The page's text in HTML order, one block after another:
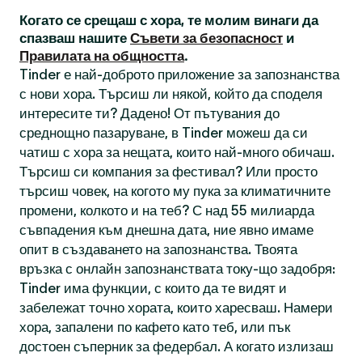
Когато се срещаш с хора, те молим винаги да
спазваш нашите Съвети за безопасност и
Правилата на общността.
Tinder е най-доброто приложение за запознанства
с нови хора. Търсиш ли някой, който да споделя
интересите ти? Дадено! От пътувания до
среднощно пазаруване, в Tinder можеш да си
чатиш с хора за нещата, които най-много обичаш.
Търсиш си компания за фестивал? Или просто
търсиш човек, на когото му пука за климатичните
промени, колкото и на теб? С над 55 милиарда
съвпадения към днешна дата, ние явно имаме
опит в създаването на запознанства. Твоята
връзка с онлайн запознанствата току-що задобря:
Tinder има функции, с които да те видят и
забележат точно хората, които харесваш. Намери
хора, запалени по кафето като теб, или пък
достоен съперник за федербал. А когато излизаш